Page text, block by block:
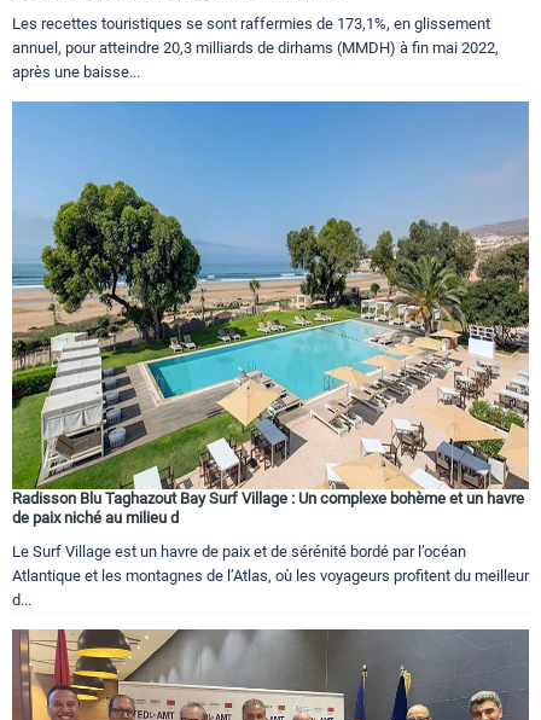
Les recettes touristiques se sont raffermies de 173,1%, en glissement
annuel, pour atteindre 20,3 milliards de dirhams (MMDH) à fin mai 2022,
après une baisse...
Radisson Blu Taghazout Bay Surf Village : Un complexe bohème et un havre
de paix niché au milieu d
Le Surf Village est un havre de paix et de sérénité bordé par l’océan
Atlantique et les montagnes de l’Atlas, où les voyageurs profitent du meilleur
d...